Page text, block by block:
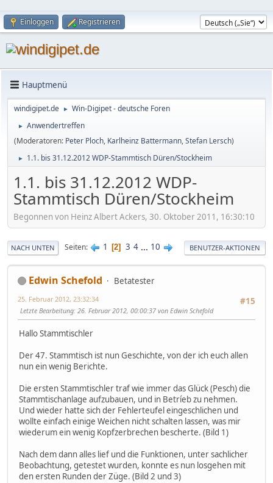
Einloggen Registrieren
Hauptmenü
windigipet.de ► Win-Digipet - deutsche Foren
►
Anwendertreffen
(Moderatoren: Peter Ploch, Karlheinz Battermann,Stefan Lersch)
► 1.1. bis 31.12.2012 WDP-Stammtisch Düren/Stockheim
1.1. bis 31.12.2012 WDP-
Stammtisch Düren/Stockheim
Begonnen von Heinz Albert Ackers, 30. Oktober 2011, 16:30:10
NACH UNTEN Seiten 1 2 3 4 ... 10 BENUTZER-AKTIONEN
Edwin Schefold
Betatester
#15
25. Februar 2012, 23:32:34
Letzte Bearbeitung: 26. Februar 2012, 00:00:37 von Edwin Schefold
Hallo Stammtischler
Der 47. Stammtisch ist nun Geschichte, von der ich euch allen
nun ein wenig Berichte.
Die ersten Stammtischler traf wie immer das Glück (Pesch) die
Stammtischanlage aufzubauen, und in Betríeb zu nehmen.
Und wieder hatte sich der Fehlerteufel eingeschlichen und
wollte einfach einige Weichen nicht schalten lassen, was mir
wiederum ein wenig Kopfzerbrechen bescherte. (Bild 1)
Nach dem dann alles lief und die Funktionen, unter sachlicher
Beobachtung, getestet wurden, konnte es nun losgehen mit
den ersten Runden der Züge. (Bild 2 und 3)